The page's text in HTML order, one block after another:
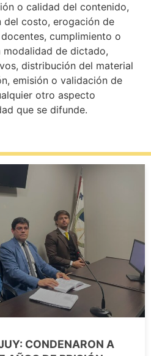
o calidad del contenido,
costo, erogación de
cumplimiento o
de dictado,
distribución del material
emisión o validación de
otro aspecto
que se difunde.
CONDENARON A